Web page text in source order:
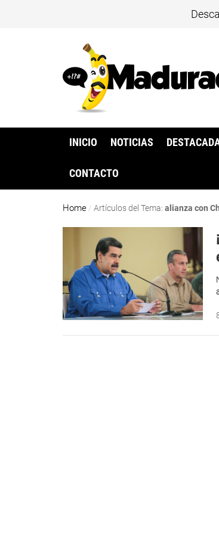
INICIO NOTICIAS
CONTACTO
Home /Artículos del Tema:alianza con